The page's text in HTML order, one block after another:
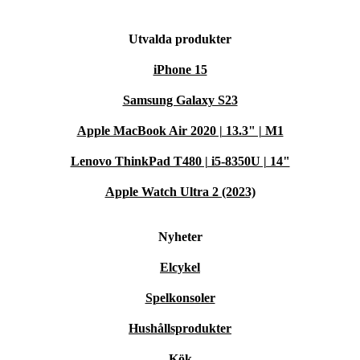
Utvalda produkter
iPhone 15
Samsung Galaxy S23
Apple MacBook Air 2020 | 13.3" | M1
Lenovo ThinkPad T480 | i5-8350U | 14"
Apple Watch Ultra 2 (2023)
Nyheter
Elcykel
Spelkonsoler
Hushållsprodukter